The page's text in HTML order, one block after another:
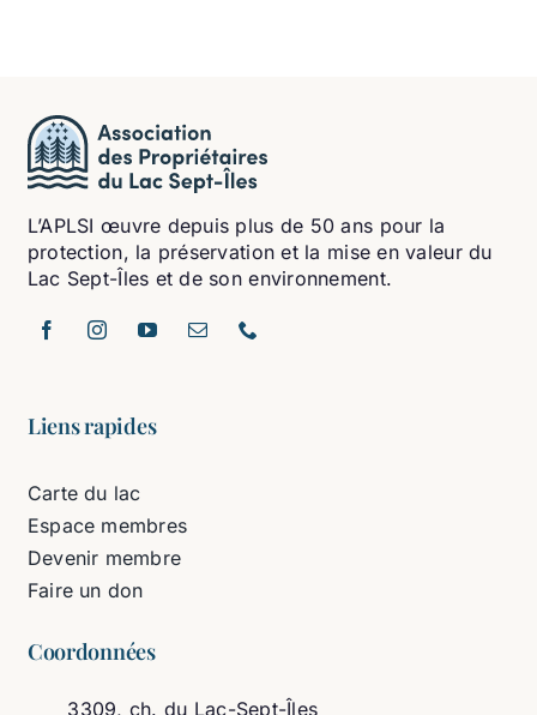
L’APLSI œuvre depuis plus de 50 ans pour la
protection, la préservation et la mise en valeur du
Lac Sept-Îles et de son environnement.
Liens rapides
Carte du lac
Espace membres
Devenir membre
Faire un don
Coordonnées
3309, ch. du Lac-Sept-Îles